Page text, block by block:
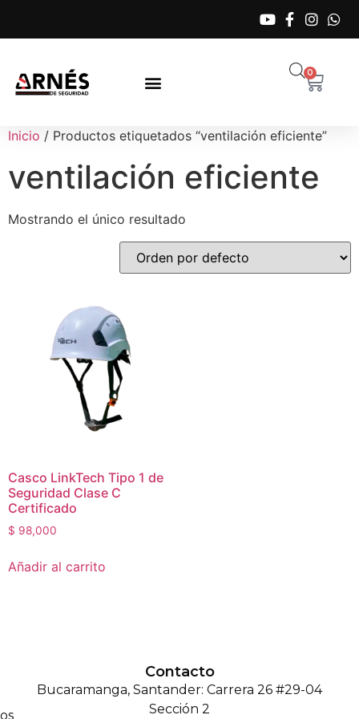
0
Inicio / Productos etiquetados “ventilación eficiente”
ventilación eficiente
Mostrando el único resultado
Casco LinkTech Tipo 1 de
Seguridad Clase C
Certificado
$ 98,000
Añadir al carrito
Contacto
Bucaramanga, Santander: Carrera 26 #29-04
Sección 2